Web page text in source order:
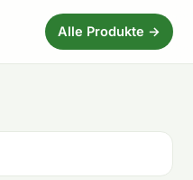
Alle Produkte →